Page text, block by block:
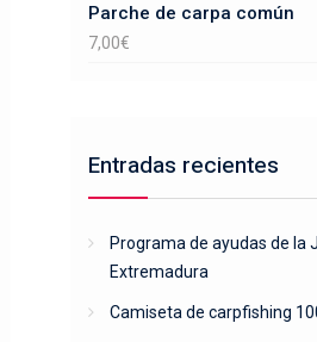
Parche de carpa común
7,00€
Entradas recientes
Programa de ayudas de la
Extremadura
Camiseta de carpfishing